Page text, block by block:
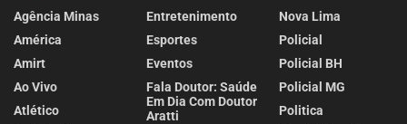
Agência Minas
América
Amirt
Ao Vivo
Atlético
Entretenimento
Esportes
Eventos
Fala Doutor: Saúde
Em Dia Com Doutor
Aratti
Nova Lima
Policial
Policial BH
Policial MG
Politica